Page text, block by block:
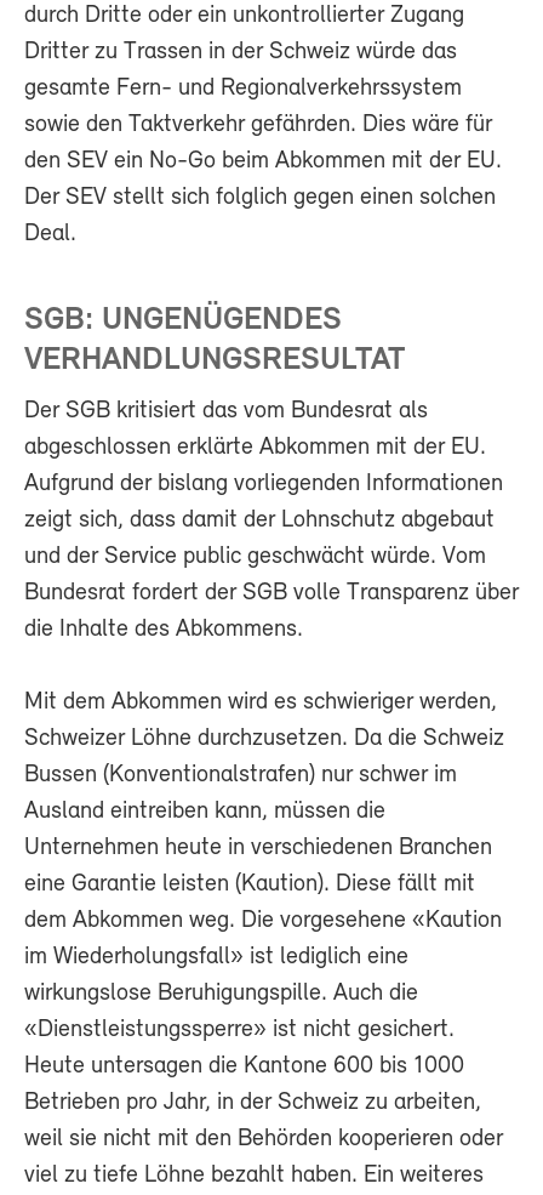
durch Dritte oder ein unkontrollierter Zugang
Dritter zu Trassen in der Schweiz würde das
gesamte Fern- und Regionalverkehrssystem
sowie den Taktverkehr gefährden. Dies wäre für
den SEV ein No-Go beim Abkommen mit der EU.
Der SEV stellt sich folglich gegen einen solchen
Deal.
SGB: UNGENÜGENDES
VERHANDLUNGSRESULTAT
Der SGB kritisiert das vom Bundesrat als
abgeschlossen erklärte Abkommen mit der EU.
Aufgrund der bislang vorliegenden Informationen
zeigt sich, dass damit der Lohnschutz abgebaut
und der Service public geschwächt würde. Vom
Bundesrat fordert der SGB volle Transparenz über
die Inhalte des Abkommens.
Mit dem Abkommen wird es schwieriger werden,
Schweizer Löhne durchzusetzen. Da die Schweiz
Bussen (Konventionalstrafen) nur schwer im
Ausland eintreiben kann, müssen die
Unternehmen heute in verschiedenen Branchen
eine Garantie leisten (Kaution). Diese fällt mit
dem Abkommen weg. Die vorgesehene «Kaution
im Wiederholungsfall» ist lediglich eine
wirkungslose Beruhigungspille. Auch die
«Dienstleistungssperre» ist nicht gesichert.
Heute untersagen die Kantone 600 bis 1000
Betrieben pro Jahr, in der Schweiz zu arbeiten,
weil sie nicht mit den Behörden kooperieren oder
viel zu tiefe Löhne bezahlt haben. Ein weiteres